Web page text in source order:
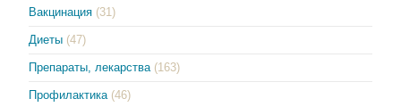
Вакцинация (31)
Диеты (47)
Препараты, лекарства (163)
Профилактика (46)